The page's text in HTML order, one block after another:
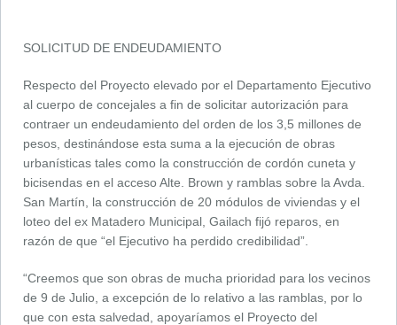
SOLICITUD DE ENDEUDAMIENTO
Respecto del Proyecto elevado por el Departamento Ejecutivo
al cuerpo de concejales a fin de solicitar autorización para
contraer un endeudamiento del orden de los 3,5 millones de
pesos, destinándose esta suma a la ejecución de obras
urbanísticas tales como la construcción de cordón cuneta y
bicisendas en el acceso Alte. Brown y ramblas sobre la Avda.
San Martín, la construcción de 20 módulos de viviendas y el
loteo del ex Matadero Municipal, Gailach fijó reparos, en
razón de que “el Ejecutivo ha perdido credibilidad”.
“Creemos que son obras de mucha prioridad para los vecinos
de 9 de Julio, a excepción de lo relativo a las ramblas, por lo
que con esta salvedad, apoyaríamos el Proyecto del